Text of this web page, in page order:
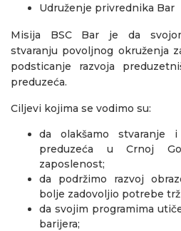
Udruženje privrednika Bar
Misija BSC Bar je da
stvaranju povoljnog okruženja
podsticanje razvoja
preduzeća.
Ciljevi kojima se vodimo su:
da olakšamo
preduzeća u Crnoj
zaposlenost;
da podržimo razvoj
bolje zadovoljio potrebe
da svojim programima
barijera;